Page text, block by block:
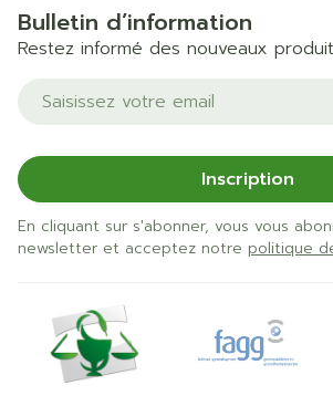
Bulletin d’information
Restez informé des nouveaux
Adresse mail
Inscription
En cliquant sur s'abonner, vous vous
newsletter et acceptez notre politique